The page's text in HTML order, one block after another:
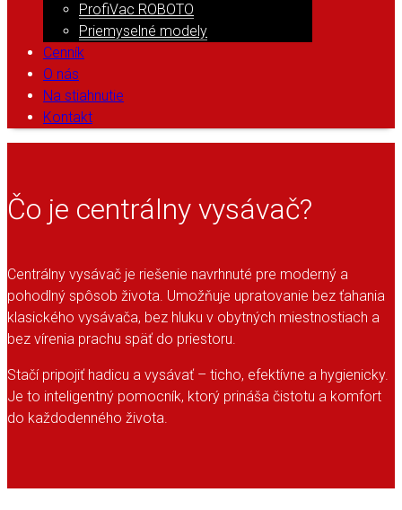
ProfiVac ROBOTO
Priemyselné modely
Cenník
O nás
Na stiahnutie
Kontakt
Čo je centrálny vysávač?
Centrálny vysávač je riešenie navrhnuté pre moderný a
pohodlný spôsob života. Umožňuje upratovanie bez ťahania
klasického vysávača, bez hluku v obytných miestnostiach a
bez vírenia prachu späť do priestoru.
Stačí pripojiť hadicu a vysávať – ticho, efektívne a hygienicky.
Je to inteligentný pomocník, ktorý prináša čistotu a komfort
do každodenného života.